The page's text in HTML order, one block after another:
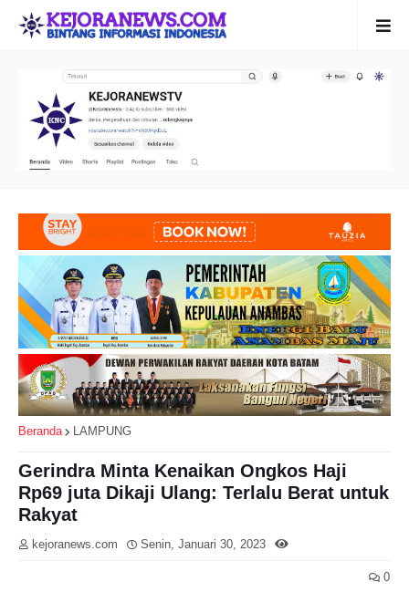
Beranda LAMPUNG
Gerindra Minta Kenaikan Ongkos Haji
Rp69 juta Dikaji Ulang: Terlalu Berat untuk
Rakyat
kejoranews.com Senin, Januari 30, 2023
0